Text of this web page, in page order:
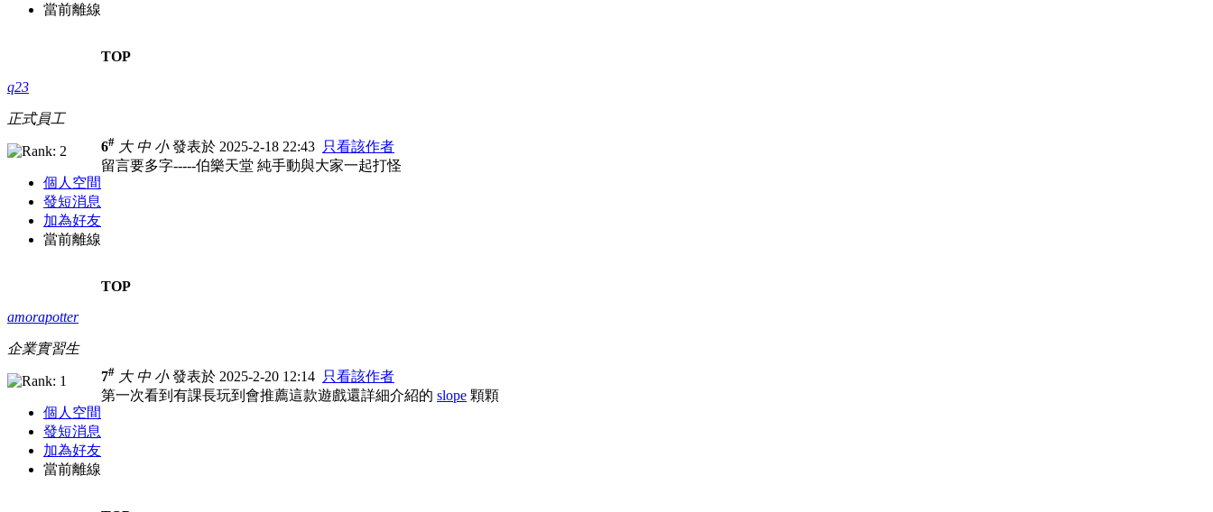
當前離線
TOP
q23
正式員工
個人空間
發短消息
加為好友
當前離線
6# 大 中 小發表於 2025-2-18 22:43 只看該作者
留言要多字-----伯樂天堂 純手動與大家一起打怪
TOP
amorapotter
企業實習生
個人空間
發短消息
加為好友
當前離線
7# 大 中 小發表於 2025-2-20 12:14 只看該作者
第一次看到有課長玩到會推薦這款遊戲還詳細介紹的 slope 顆顆